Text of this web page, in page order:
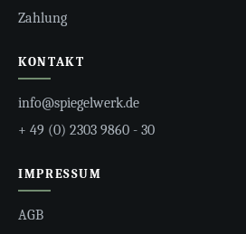
Zahlung
KONTAKT
info@spiegelwerk.de
+ 49 (0) 2303 9860 - 30
IMPRESSUM
AGB